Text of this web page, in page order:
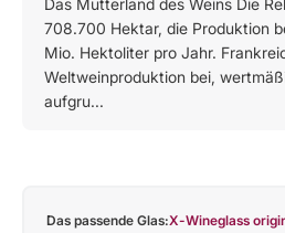
708.700 Hektar, die Produktion
Mio. Hektoliter pro Jahr.
Weltweinproduktion bei,
aufgru...
Das passende Glas:X-Wineglass